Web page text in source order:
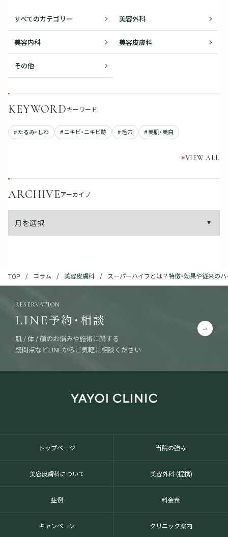
すべてのカテゴリー 美容外科
美容内科 美容皮膚科
その他
KEYWORDキーワード
# たるみ・しわ # ニキビ・ニキビ跡 # 毛穴 # 美肌・美白
VIEW ALL
ARCHIVEアーカイブ
TOP コラム 美容皮膚科 スーパーハイフとは？特徴・効果や従来の
LINE予約・相談
RESERVATION
肌 / 体 / 顔のお悩みや施術に関する
疑問点などLINEからご気軽に相談ください
トップページ 当院の強み
美容皮膚科について 美容外科 (提携)
症例 料金表
キャンペーン クリニック案内